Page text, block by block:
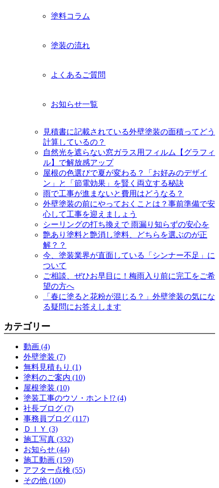
塗料コラム
塗装の流れ
よくあるご質問
お知らせ一覧
見積書に記載されている外壁塗装の面積ってどう
計算しているの？
自然光を遮らない窓ガラス用フィルム【グラフィ
ル】で解放感アップ
屋根の色選びで夏が変わる？「お好みのデザイ
ン」と「節電効果」を賢く両立する秘訣
雨で工事が進まないと費用はどうなる？
外壁塗装の前にやっておくことは？事前準備で安
心して工事を迎えましょう
シーリングの打ち換えで 雨漏り知らずの安心を
艶あり塗料と艶消し塗料、どちらを選ぶのが正
解？？
今、塗装業界が直面している「シンナー不足」に
ついて
ご相談、ぜひお早目に！梅雨入り前に完工をご希
望の方へ
「春に塗ると花粉が混じる？」外壁塗装の気にな
る疑問にお答えします
カテゴリー
動画 (4)
外壁塗装 (7)
無料見積もり (1)
塗料のご案内 (10)
屋根塗装 (10)
塗装工事のウソ・ホント!? (4)
社長ブログ (7)
事務員ブログ (117)
ＤＩＹ (3)
施工写真 (332)
お知らせ (44)
施工動画 (159)
アフター点検 (55)
その他 (100)